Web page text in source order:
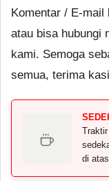
Komentar / E-mail
atau bisa hubungi
kami. Semoga
semua, terima
di